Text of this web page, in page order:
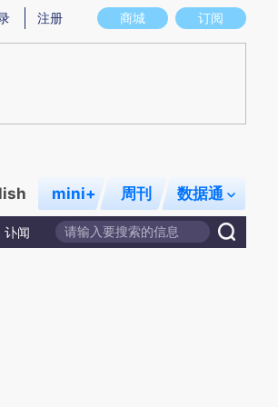
意图存在偏差。不代表财新观点和立场。推荐点击链
商城 订阅
注册
mini+ 周刊 数据通
讣闻